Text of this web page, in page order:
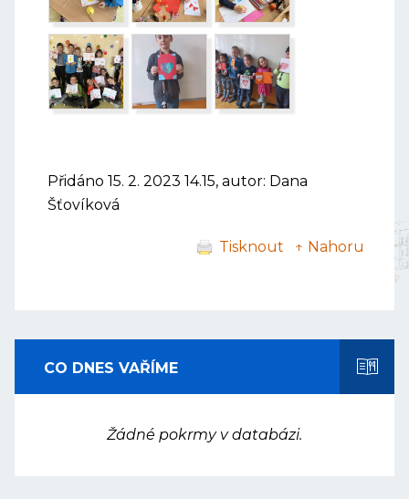
Přidáno 15. 2. 2023 14.15, autor: Dana
Šťovíková
Tisknout ↑ Nahoru
CO DNES VAŘÍME
Žádné pokrmy v databázi.